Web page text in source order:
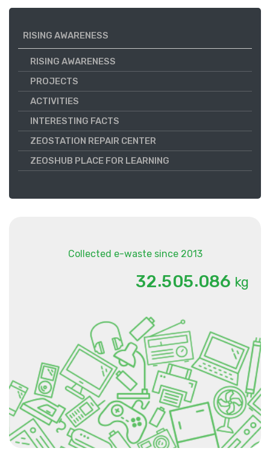
RISING AWARENESS
RISING AWARENESS
PROJECTS
ACTIVITIES
INTERESTING FACTS
ZEOSTATION REPAIR CENTER
ZEOSHUB PLACE FOR LEARNING
Collected e-waste since 2013
32.505.086 kg